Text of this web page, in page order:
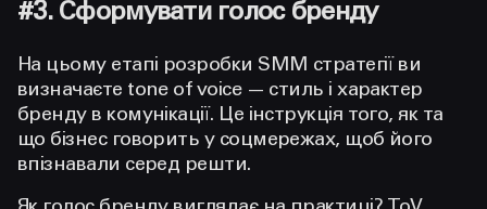
#3. Сформувати голос бренду
На цьому етапі розробки SMM стратегії ви
визначаєте tone of voice — стиль і характер
бренду в комунікації. Це інструкція того, як та
що бізнес говорить у соцмережах, щоб його
впізнавали серед решти.